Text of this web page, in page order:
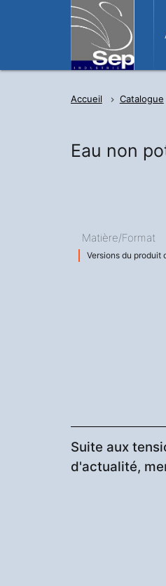
Accueil Catalogue
Eau non
Matière/Format
Versions du produit
Suite aux
d'actualité,